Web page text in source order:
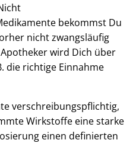
bekommst Du
nicht zwangsläufig
wird Dich über
die richtige Einnahme
verschreibungspflichtig,
Wirkstoffe eine starke
einen definierten